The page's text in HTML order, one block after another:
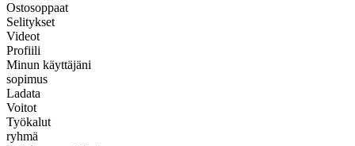
Ostosoppaat
Selitykset
Videot
Profiili
Minun käyttäjäni
sopimus
Ladata
Voitot
Työkalut
ryhmä